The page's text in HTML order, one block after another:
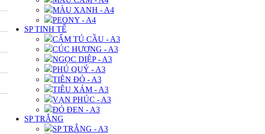
MÀU XANH - A4
PEONY - A4
SP TINH TẾ
CẨM TÚ CẦU - A3
CÚC HƯƠNG - A3
NGỌC DIỆP - A3
PHÚ QUÝ - A3
TIÊN ĐỎ - A3
TIÊU XÁM - A3
VẠN PHÚC - A3
ĐỎ ĐEN - A3
SP TRẮNG
SP TRẮNG - A3